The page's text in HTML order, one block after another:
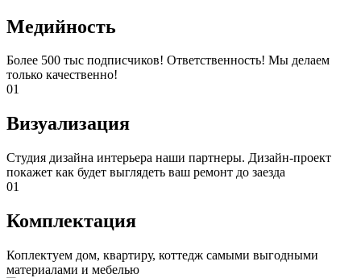
Медийность
Более 500 тыс подписчиков! Ответственность! Мы делаем
только качественно!
01
Визуализация
Студия дизайна интерьера наши партнеры. Дизайн-проект
покажет как будет выглядеть ваш ремонт до заезда
01
Комплектация
Коплектуем дом, квартиру, коттедж самыми выгодными
материалами и мебелью